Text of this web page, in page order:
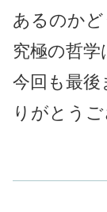
あるのかど
究極の哲学
今回も最
りがとうご